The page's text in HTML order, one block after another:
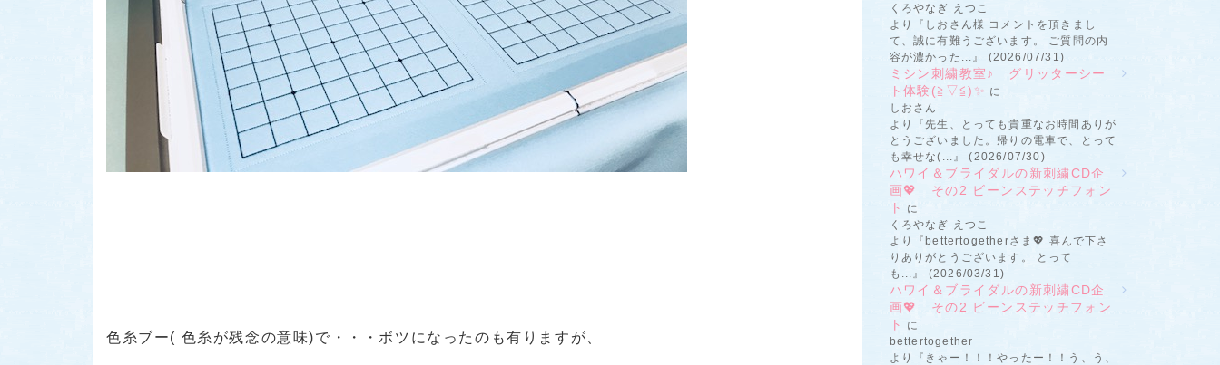
色糸ブー( 色糸が残念の意味)で・・・ボツになったのも有りますが、
くろやなぎ えつこ
より『しおさん様 コメントを頂きまし
て、誠に有難うございます。 ご質問の内
容が濃かった...』 (2026/07/31)
ミシン刺繍教室♪ グリッターシー
ト体験(≧▽≦)✨ に
しおさん
より『先生、とっても貴重なお時間ありが
とうございました。帰りの電車で、とって
も幸せな(...』 (2026/07/30)
ハワイ＆ブライダルの新刺繍CD企
画💖 その2 ビーンステッチフォン
ト
に
くろやなぎ えつこ
より『bettertogetherさま💖 喜んで下さ
りありがとうございます。 とって
も...』 (2026/03/31)
ハワイ＆ブライダルの新刺繍CD企
画💖 その2 ビーンステッチフォン
ト
に
bettertogether
より『きゃー！！！やったー！！う、う、